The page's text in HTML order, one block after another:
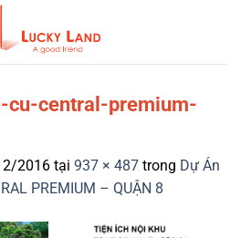
cu-central-premium-
2016 tại 937 × 487 trong Dự Án
PREMIUM – QUẬN 8